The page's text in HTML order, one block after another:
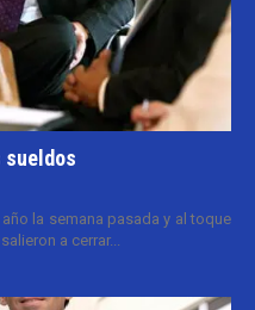
sueldos
la semana pasada y al toque
a cerrar...